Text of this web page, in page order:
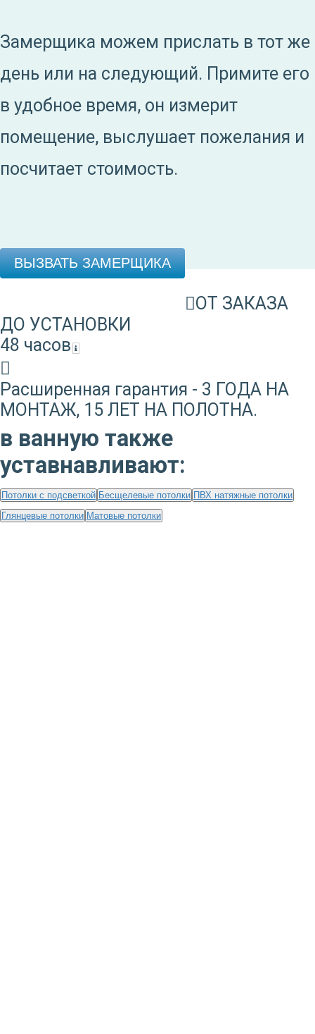
Замерщика можем прислать в тот же
день или на следующий. Примите его
в удобное время, он измерит
помещение, выслушает пожелания и
посчитает стоимость.
ВЫЗВАТЬ ЗАМЕРЩИКА
ОТ ЗАКАЗА
ДО УСТАНОВКИ
48 часов
Расширенная гарантия - 3 ГОДА НА
МОНТАЖ, 15 ЛЕТ НА ПОЛОТНА.
в ванную также
уставнавливают:
Потолки с подсветкой Бесщелевые потолки ПВХ натяжные потолки
Глянцевые потолки Матовые потолки